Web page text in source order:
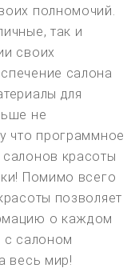
полномочий.
так и
своих
салона
для
не
что программное
красоты
Помимо всего
позволяет
о каждом
с салоном
весь мир!